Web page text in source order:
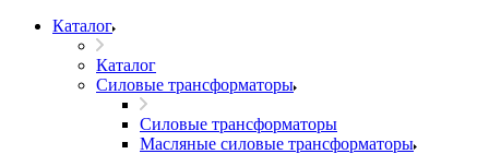
Каталог
Каталог
Силовые трансформаторы
Силовые трансформаторы
Масляные силовые трансформаторы